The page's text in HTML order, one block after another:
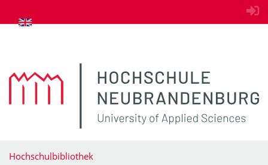
zum Inhalt springen
Hochschulbibliothek